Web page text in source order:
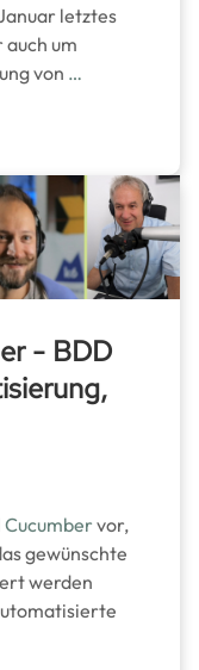
letztes
um
von …
- BDD
Cucumbervor,
gewünschte
werden